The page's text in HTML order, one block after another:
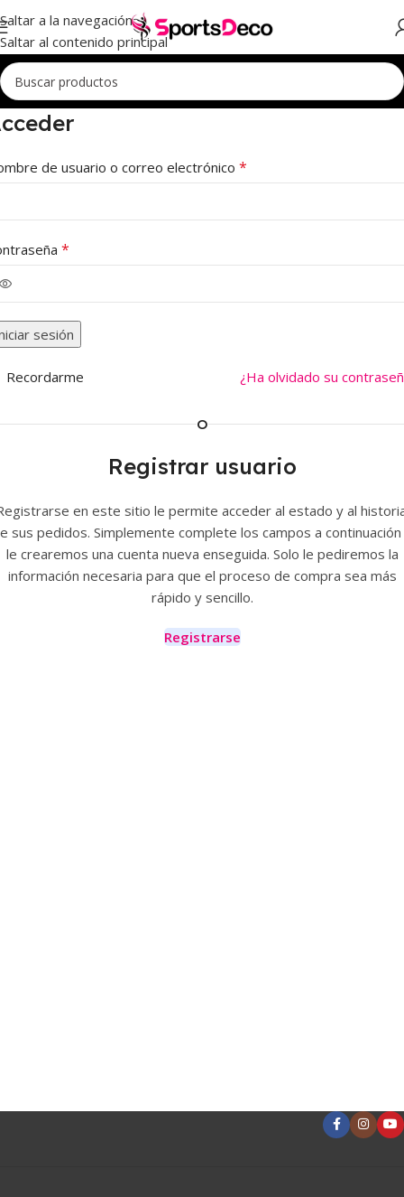
Saltar a la navegación
Saltar al contenido principal
de usuario o correo electrónico *
*
sesión
¿Ha olvidado su
Recordarme
O
Registrar usuario
en este sitio le permite acceder al estado y al
sus pedidos. Simplemente complete los campos a
le crearemos una cuenta nueva enseguida. Solo le pediremos la
información necesaria para que el proceso de compra sea más
rápido y sencillo.
Registrarse